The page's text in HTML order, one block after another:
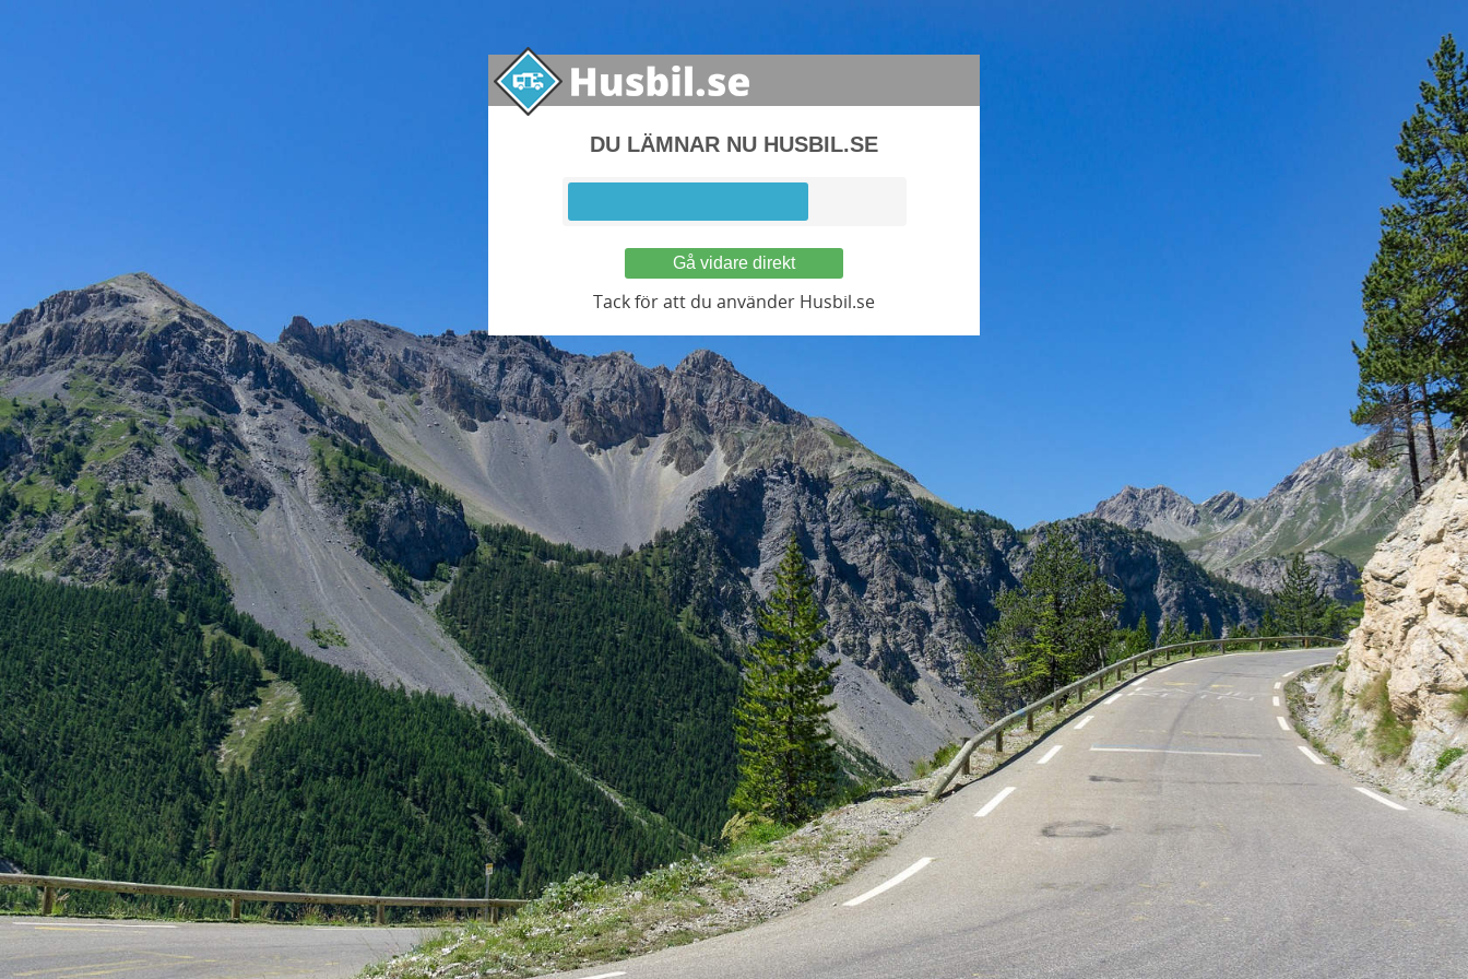
DU LÄMNAR NU HUSBIL.SE
Gå vidare direkt
Tack för att du använder Husbil.se